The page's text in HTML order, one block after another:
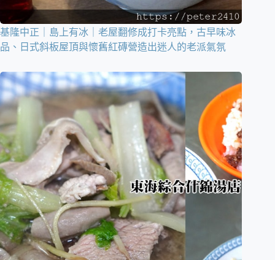
基隆中正｜島上有冰｜老屋翻修成打卡亮點，古早味冰
品、日式斜板屋頂與懷舊紅磚營造出迷人的老派氣氛